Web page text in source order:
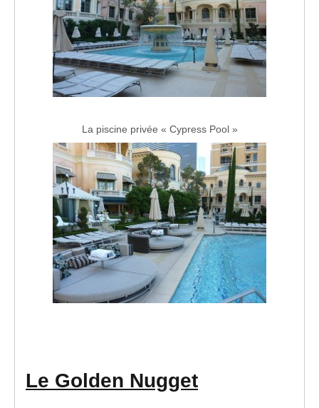
La piscine privée « Cypress Pool »
Le Golden Nugget